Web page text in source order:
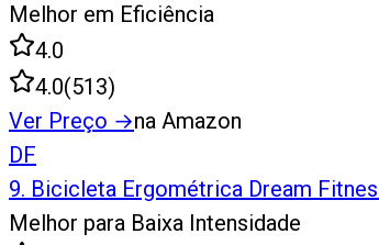
Melhor em Eficiência
4.0
4.0(513)
Ver Preço →na Amazon
DF
9. Bicicleta Ergométrica Dream
Melhor para Baixa Intensidade